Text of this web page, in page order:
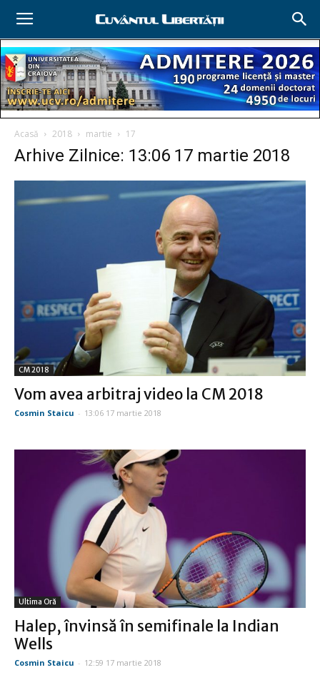
Acasă 2018 martie 17
Arhive Zilnice: 13:06 17 martie 2018
CM 2018
Vom avea arbitraj video la CM 2018
Cosmin Staicu - 13:06 17 martie 2018
Ultima Oră
Halep, învinsă în semifinale la Indian
Wells
Cosmin Staicu - 12:59 17 martie 2018